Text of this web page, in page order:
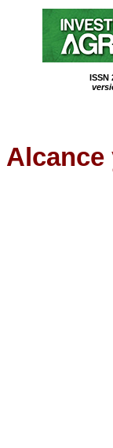
ISSN
Alcance